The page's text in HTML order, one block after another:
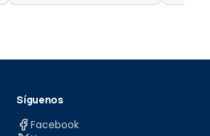
Síguenos
Facebook